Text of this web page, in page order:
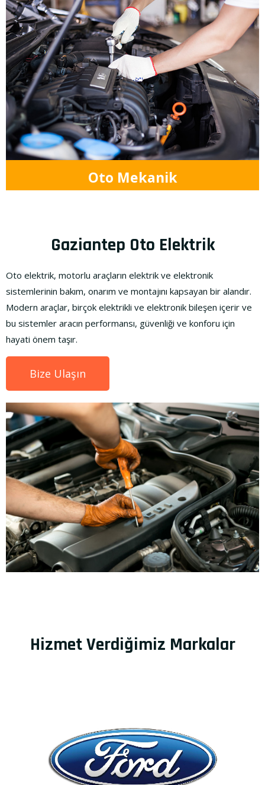
Oto Mekanik
Gaziantep Oto Elektrik
Oto elektrik, motorlu araçların elektrik ve elektronik
sistemlerinin bakım, onarım ve montajını kapsayan bir alandır.
Modern araçlar, birçok elektrikli ve elektronik bileşen içerir ve
bu sistemler aracın performansı, güvenliği ve konforu için
hayati önem taşır.
Bize Ulaşın
Hizmet Verdiğimiz Markalar